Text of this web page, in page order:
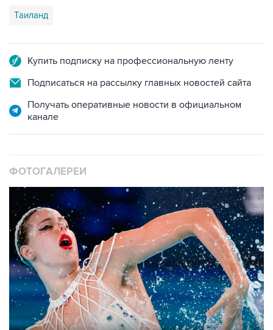
Подписаться на рассылку главных новостей сайта
Получать оперативные новости в официальном
10